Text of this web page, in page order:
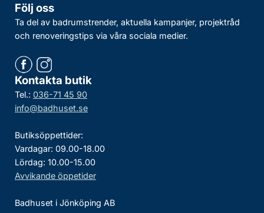
Följ oss
Ta del av badrumstrender, aktuella kampanjer, projektråd
och renoveringstips via våra sociala medier.
Kontakta butik
Tel.: 036-71 45 90
info@badhuset.se
Butiksöppettider:
Vardagar: 09.00-18.00
Lördag: 10.00-15.00
Avvikande öppetider
Badhuset i Jönköping AB